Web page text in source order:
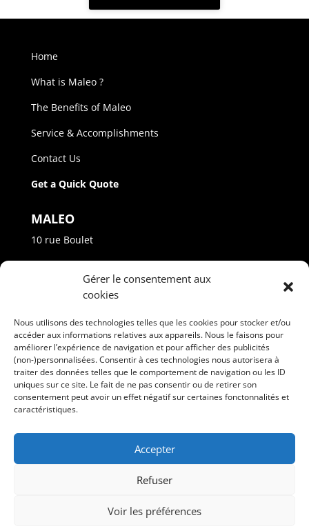
Gérer le consentement aux
cookies
Nous utilisons des technologies telles que les cookies pour stocker et/ou
accéder aux informations relatives aux appareils. Nous le faisons pour
améliorer l’expérience de navigation et pour afficher des publicités
(non-)personnalisées. Consentir à ces technologies nous autorisera à
traiter des données telles que le comportement de navigation ou les ID
uniques sur ce site. Le fait de ne pas consentir ou de retirer son
consentement peut avoir un effet négatif sur certaines fonctonnalités et
caractéristiques.
Accepter
Refuser
Voir les préférences
Home
What is Maleo ?
The Benefits of Maleo
Service & Accomplishments
Contact Us
Get a Quick Quote
MALEO
10 rue Boulet
Princeville - Québec - G6L 4M1
Phone: +(1) 819 364-2022
info@maleo.ca
FOLLOW US
Terms of Us & Privacy Policy